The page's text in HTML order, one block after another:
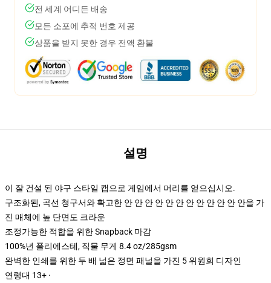
전 세계 어디든 배송
모든 소포에 추적 번호 제공
상품을 받지 못한 경우 전액 환불
설명
이 잘 건설 된 야구 스타일 캡으로 게임에서 머리를 얻으십시오.
구조화된, 곡선 청구서와 확고한 안 안 안 안 안 안 안 안 안 안 안 안을 가
진 매체에 높 단면도 크라운
조정가능한 적합을 위한 Snapback 마감
100%년 폴리에스테, 직물 무게 8.4 oz/285gsm
완벽한 인쇄를 위한 두 배 넓은 정면 패널을 가진 5 위원회 디자인
연령대 13+ ·